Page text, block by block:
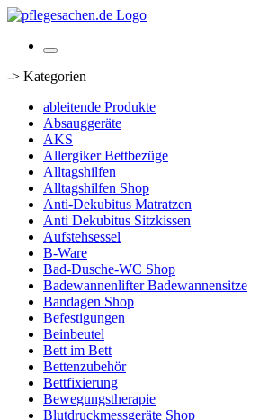
-> Kategorien
ableitende Produkte
Absauggeräte
AKS
Allergiker Bettbezüge
Alltagshilfen
Alltagshilfen Shop
Anti-Dekubitus Matratzen
Anti Dekubitus Sitzkissen
Aufstehsessel
B-Ware
Bad-Dusche-WC Shop
Badewannenlifter Badewannensitze
Bandagen Shop
Befestigungen
Beinbeutel
Bett im Bett
Bettenzubehör
Bettfixierung
Bewegungstherapie
Blutdruckmessgeräte Shop